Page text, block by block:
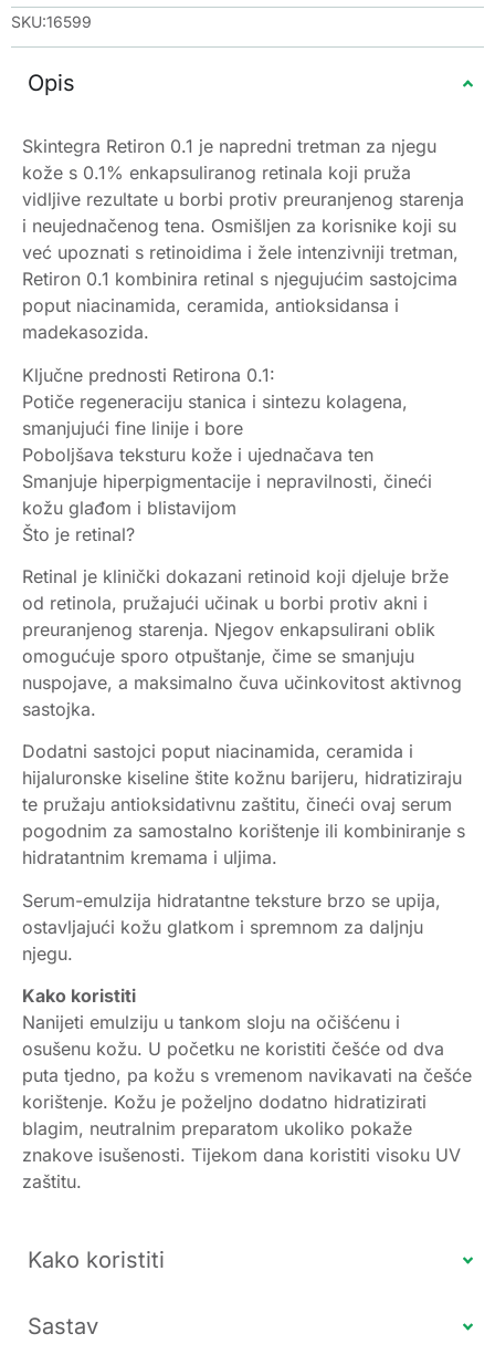
SKU:16599
Opis
Skintegra Retiron 0.1 je napredni tretman za njegu
kože s 0.1% enkapsuliranog retinala koji pruža
vidljive rezultate u borbi protiv preuranjenog starenja
i neujednačenog tena. Osmišljen za korisnike koji su
već upoznati s retinoidima i žele intenzivniji tretman,
Retiron 0.1 kombinira retinal s njegujućim sastojcima
poput niacinamida, ceramida, antioksidansa i
madekasozida.
Ključne prednosti Retirona 0.1:
Potiče regeneraciju stanica i sintezu kolagena,
smanjujući fine linije i bore
Poboljšava teksturu kože i ujednačava ten
Smanjuje hiperpigmentacije i nepravilnosti, čineći
kožu glađom i blistavijom
Što je retinal?
Retinal je klinički dokazani retinoid koji djeluje brže
od retinola, pružajući učinak u borbi protiv akni i
preuranjenog starenja. Njegov enkapsulirani oblik
omogućuje sporo otpuštanje, čime se smanjuju
nuspojave, a maksimalno čuva učinkovitost aktivnog
sastojka.
Dodatni sastojci poput niacinamida, ceramida i
hijaluronske kiseline štite kožnu barijeru, hidratiziraju
te pružaju antioksidativnu zaštitu, čineći ovaj serum
pogodnim za samostalno korištenje ili kombiniranje s
hidratantnim kremama i uljima.
Serum-emulzija hidratantne teksture brzo se upija,
ostavljajući kožu glatkom i spremnom za daljnju
njegu.
Kako koristiti
Nanijeti emulziju u tankom sloju na očišćenu i
osušenu kožu. U početku ne koristiti češće od dva
puta tjedno, pa kožu s vremenom navikavati na češće
korištenje. Kožu je poželjno dodatno hidratizirati
blagim, neutralnim preparatom ukoliko pokaže
znakove isušenosti. Tijekom dana koristiti visoku UV
zaštitu.
Kako koristiti
Sastav